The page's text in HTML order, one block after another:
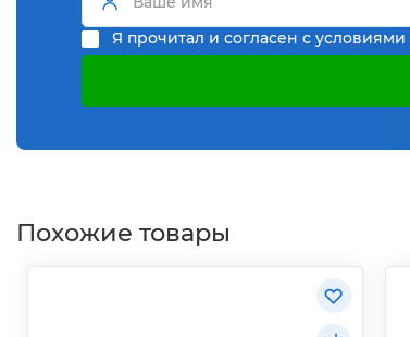
Я прочитал и согласен с условиями
Похожие товары